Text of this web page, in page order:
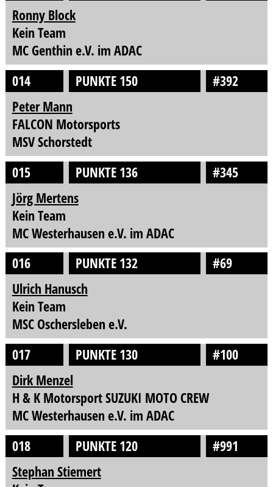
Ronny Block
Kein Team
MC Genthin e.V. im ADAC
014
PUNKTE 150
#392
Peter Mann
FALCON Motorsports
MSV Schorstedt
015
PUNKTE 136
#345
Jörg Mertens
Kein Team
MC Westerhausen e.V. im ADAC
016
PUNKTE 132
#69
Ulrich Hanusch
Kein Team
MSC Oschersleben e.V.
017
PUNKTE 130
#100
Dirk Menzel
H & K Motorsport SUZUKI MOTO CREW
MC Westerhausen e.V. im ADAC
018
PUNKTE 120
#991
Stephan Stiemert